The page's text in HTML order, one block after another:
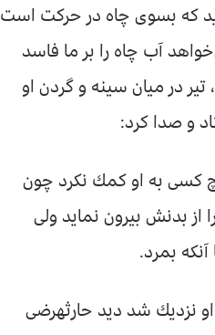
دید كه بسوی چاه در حركت است
آب چاه را بر ما فاسد
در میان سینه و گردن او
و صدا كرد:
كسی به او كمك نكرد چون
از بدنش بیرون نماید ولی
بمرد.
او نزدیك شد دید حارثهرضی